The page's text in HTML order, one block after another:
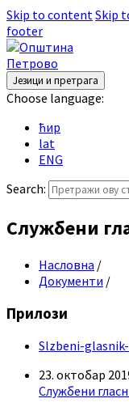
Skip to contentSkip
footer
Језици и претрага
Choose language:
ћир
lat
ENG
Search:
Службени
Насловна /
Документи /
Прилози
Slzbeni-
23. октобар
Службени